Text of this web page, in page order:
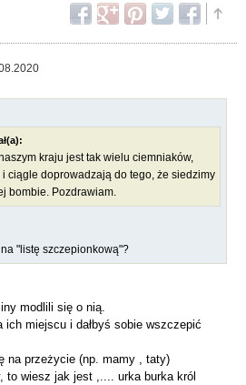
kraju jest tak wielu ciemniaków,
ciągle doprowadzają do tego, że siedzimy
bombie. Pozdrawiam.
"listę szczepionkową"?
modlili się o nią.
ich miejscu i dałbyś sobie wszczepić
na przeżycie (np. mamy , taty)
to wiesz jak jest ,.... urka burka król